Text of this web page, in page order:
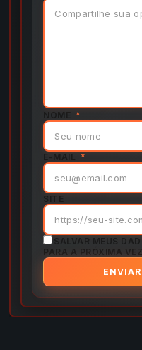
NOME *
E-MAIL *
SITE
SALVAR MEUS
PARA A PRÓXIMA